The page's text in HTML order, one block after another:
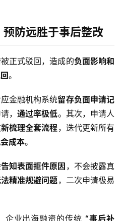
防远胜于事后整改
正式驳回，造成的负面影响和
。
金融机构系统留存负面申请记
，通过率极低。其次，申请人
梳理全套流程，迭代更新所有
成本。
知表面拒件原因 ，不会披露真
精准规避问题，二次申请极易
企业出海融资的传统 “事后补